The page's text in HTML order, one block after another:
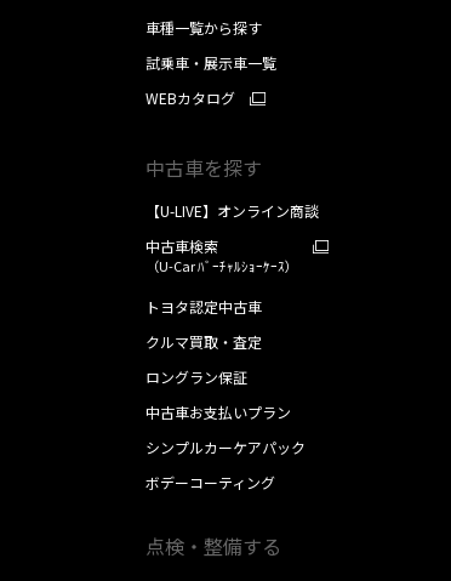
話受付を休止させてい
ただきます
車種一覧から探す
試乗車・展示車一覧
WEBカタログ
中古車を探す
【U-LIVE】オンライン商談
中古車検索
（U-Car ﾊﾞｰﾁｬﾙｼｮｰｹｰｽ）
トヨタ認定中古車
クルマ買取・査定
ロングラン保証
中古車お支払いプラン
シンプルカーケアパック
ボデーコーティング
点検・整備する